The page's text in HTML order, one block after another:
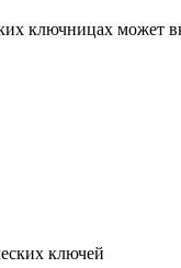
ключницах может
ключей